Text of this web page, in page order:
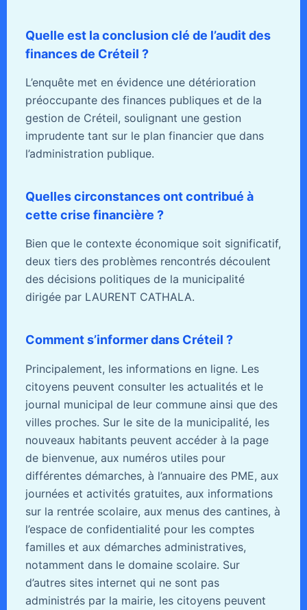
Quelle est la conclusion clé de l’audit des
finances de Créteil ?
L’enquête met en évidence une détérioration
préoccupante des finances publiques et de la
gestion de Créteil, soulignant une gestion
imprudente tant sur le plan financier que dans
l’administration publique.
Quelles circonstances ont contribué à
cette crise financière ?
Bien que le contexte économique soit significatif,
deux tiers des problèmes rencontrés découlent
des décisions politiques de la municipalité
dirigée par LAURENT CATHALA.
Comment s’informer dans Créteil ?
Principalement, les informations en ligne. Les
citoyens peuvent consulter les actualités et le
journal municipal de leur commune ainsi que des
villes proches. Sur le site de la municipalité, les
nouveaux habitants peuvent accéder à la page
de bienvenue, aux numéros utiles pour
différentes démarches, à l’annuaire des PME, aux
journées et activités gratuites, aux informations
sur la rentrée scolaire, aux menus des cantines, à
l’espace de confidentialité pour les comptes
familles et aux démarches administratives,
notamment dans le domaine scolaire. Sur
d’autres sites internet qui ne sont pas
administrés par la mairie, les citoyens peuvent